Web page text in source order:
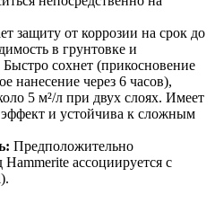
защиту от коррозии на срок до
в грунтовке и
сохнет (прикосновение
нанесение через 6 часов),
5 м²/л при двух слоях. Имеет
и устойчива к сложным
Предположительно
ассоциируется с